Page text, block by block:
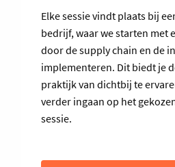
Elke sessie vindt plaats bij
bedrijf, waar we starten met
door de supply chain en de
implementeren. Dit biedt je
praktijk van dichtbij te
verder ingaan op het
sessie.